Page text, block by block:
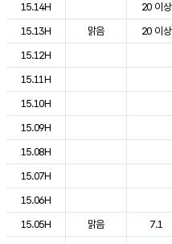
15.14H
20 이상
15.13H
맑음 20 이상
15.12H
15.11H
15.10H
15.09H
15.08H
15.07H
15.06H
15.05H
맑음 7.1